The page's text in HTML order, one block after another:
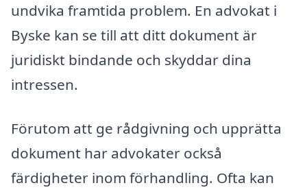
undvika framtida problem. En advokat i
Byske kan se till att ditt dokument är
juridiskt bindande och skyddar dina
intressen.
Förutom att ge rådgivning och upprätta
dokument har advokater också
färdigheter inom förhandling. Ofta kan